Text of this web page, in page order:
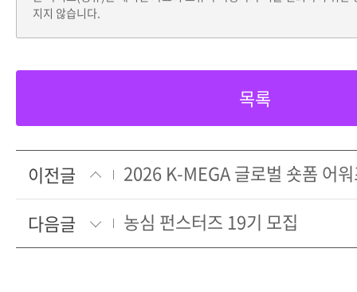
지지 않습니다.
목록
이전글
2026 K-MEGA 글로벌 숏폼 어
다음글
농심 펀스터즈 19기 모집